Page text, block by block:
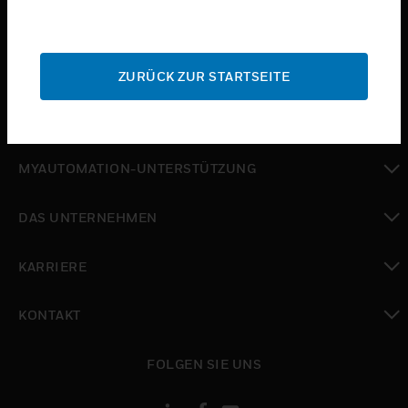
toggle view
toggle view
MYAUTOMATION-UNTERSTÜTZUNG
DAS UNTERNEHMEN
KARRIERE
KONTAKT
FOLGEN SIE UNS
ZURÜCK ZUR STARTSEITE